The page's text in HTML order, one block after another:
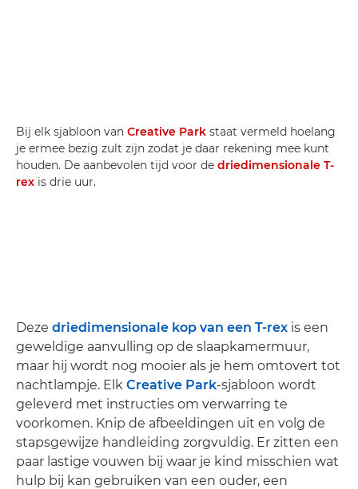
Bij elk sjabloon van Creative Park staat vermeld hoelang
je ermee bezig zult zijn zodat je daar rekening mee kunt
houden. De aanbevolen tijd voor de driedimensionale T-
rex is drie uur.
Deze driedimensionale kop van een T-rex is een
geweldige aanvulling op de slaapkamermuur,
maar hij wordt nog mooier als je hem omtovert tot
nachtlampje. Elk Creative Park-sjabloon wordt
geleverd met instructies om verwarring te
voorkomen. Knip de afbeeldingen uit en volg de
stapsgewijze handleiding zorgvuldig. Er zitten een
paar lastige vouwen bij waar je kind misschien wat
hulp bij kan gebruiken van een ouder, een